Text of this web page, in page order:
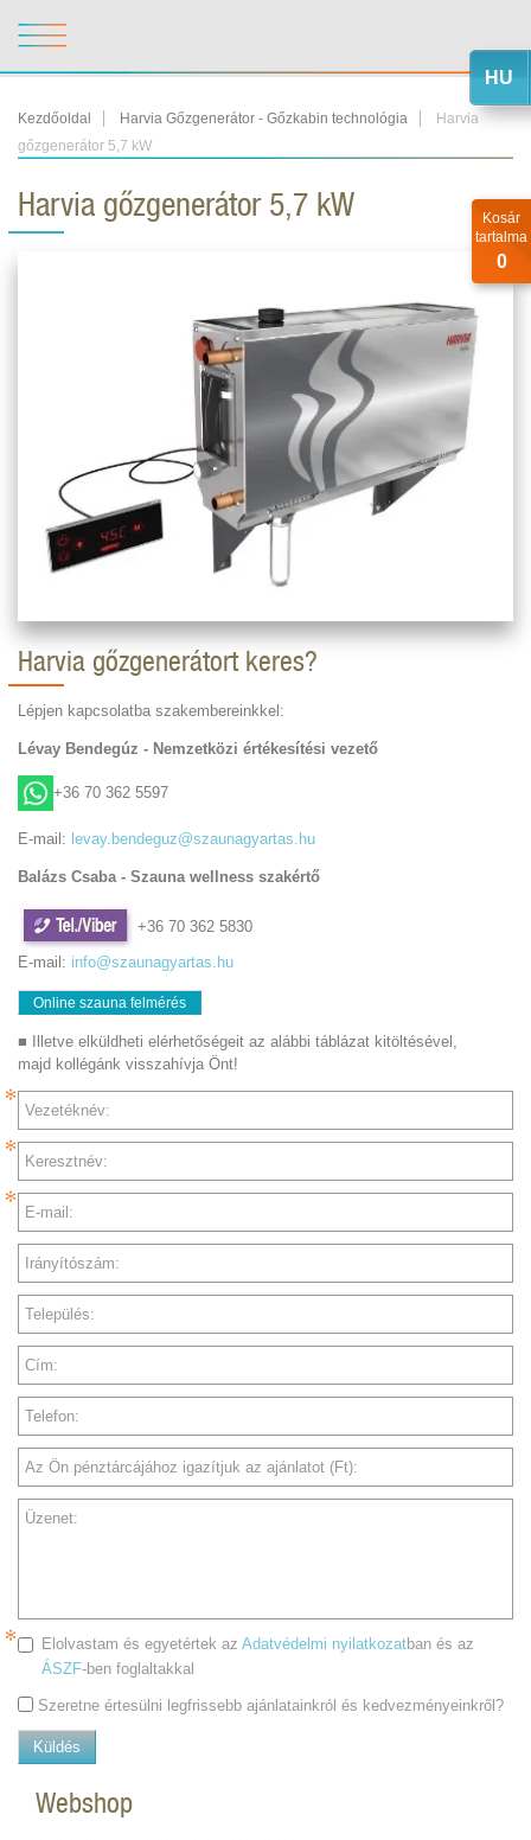
Kezdőoldal Harvia Gőzgenerátor - Gőzkabin technológia
Harvia
gőzgenerátor 5,7 kW
Harvia gőzgenerátor 5,7 kW
Harvia gőzgenerátort keres?
Lépjen kapcsolatba szakembereinkkel:
Lévay Bendegúz - Nemzetközi értékesítési vezető
+36 70 362 5597
E-mail: levay.bendeguz@szaunagyartas.hu
Balázs Csaba - Szauna wellness szakértő
+36 70 362 5830
E-mail: info@szaunagyartas.hu
Online szauna felmérés
■ Illetve elküldheti elérhetőségeit az alábbi táblázat kitöltésével,
majd kollégánk visszahívja Önt!
Vezetéknév:
Keresztnév:
E-mail:
Irányítószám:
Település:
Cím:
Telefon:
Az Ön pénztárcájához igazítjuk az ajánlatot (Ft):
Üzenet:
Elolvastam és egyetértek az Adatvédelmi nyilatkozatban és az
ÁSZF-ben foglaltakkal
Szeretne értesülni legfrissebb ajánlatainkról és kedvezményeinkről?
Küldés
Webshop
HU
Kosár
tartalma
0